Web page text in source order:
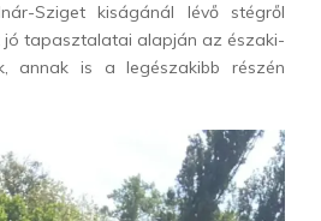
Sziget kiságánál lévő stégről
jó tapasztalatai alapján az északi-
annak is a legészakibb részén